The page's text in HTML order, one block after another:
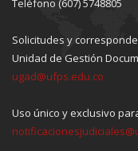
Solicitudes y
Unidad de Gestión
ugad@ufps.edu.co
Uso único y exclusivo